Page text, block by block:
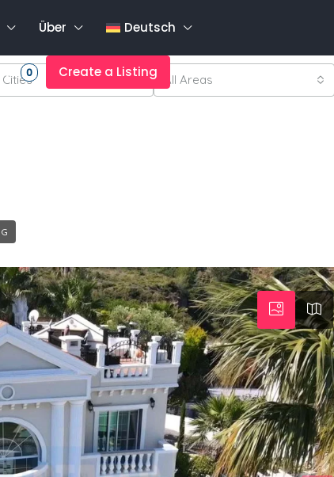
Über Deutsch
0 Create a Listing
Cities All Areas
Di.
18
Aug.
Mi.
19
Aug.
Do.
20
Aug.